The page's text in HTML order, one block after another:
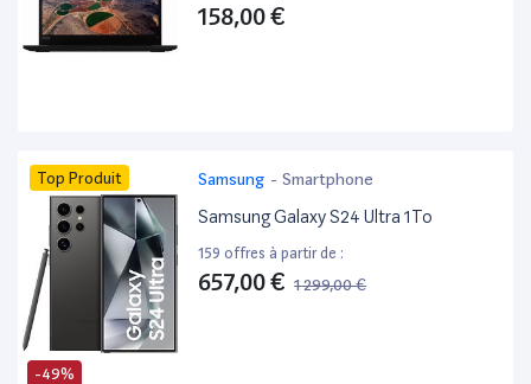
158,00 €
-49%
Top Produit Samsung - Smartphone
Samsung Galaxy S24 Ultra 1To
159 offres à partir de :
657,00 € 1 299,00 €